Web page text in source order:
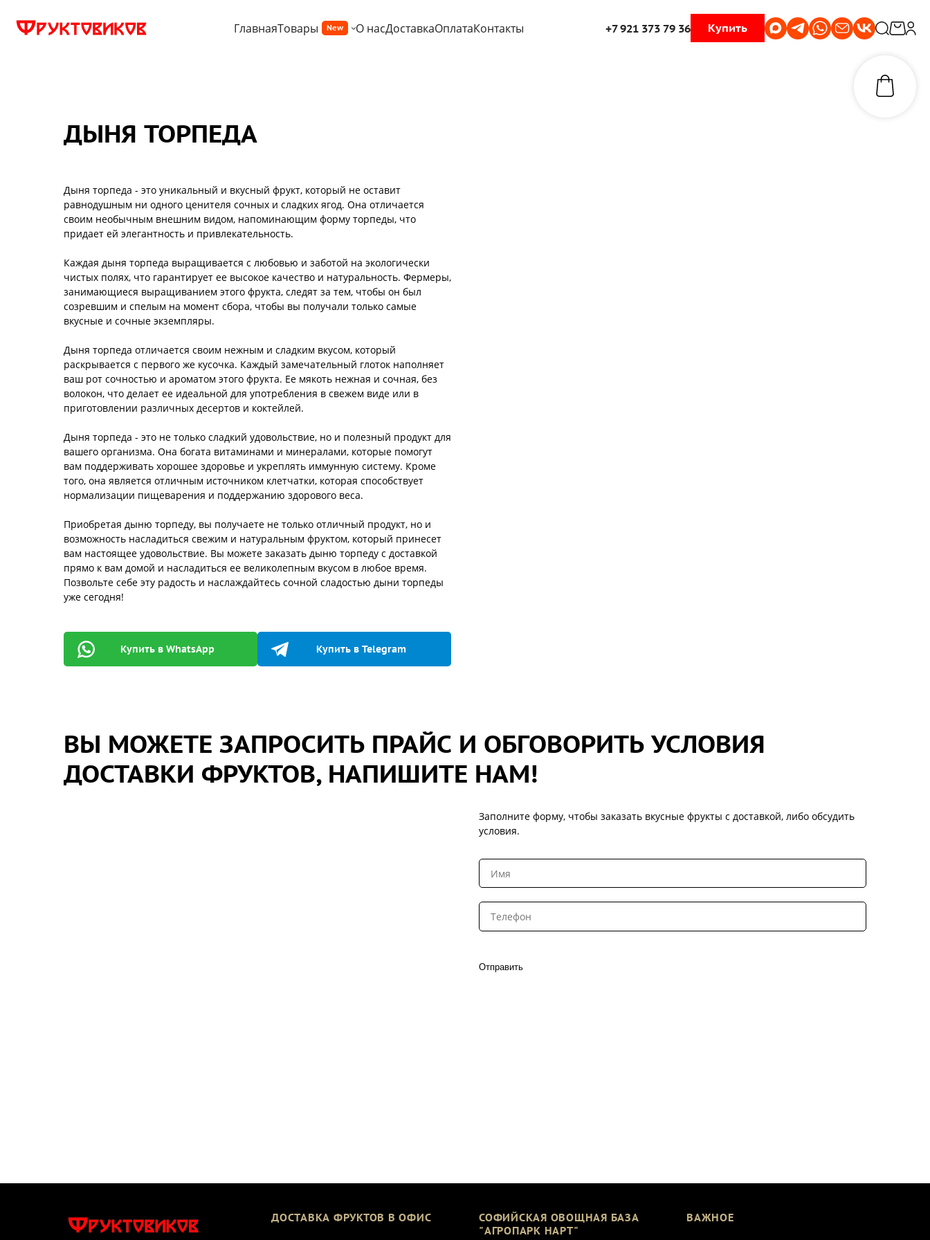
ГлавнаяТовары New О насДоставкаОплатаКонтакты +7 921 373 79 36 Купить
ДЫНЯ ТОРПЕДА
Дыня торпеда - это уникальный и вкусный фрукт, который не оставит
равнодушным ни одного ценителя сочных и сладких ягод. Она отличается
своим необычным внешним видом, напоминающим форму торпеды, что
придает ей элегантность и привлекательность.
Каждая дыня торпеда выращивается с любовью и заботой на экологически
чистых полях, что гарантирует ее высокое качество и натуральность. Фермеры,
занимающиеся выращиванием этого фрукта, следят за тем, чтобы он был
созревшим и спелым на момент сбора, чтобы вы получали только самые
вкусные и сочные экземпляры.
Дыня торпеда отличается своим нежным и сладким вкусом, который
раскрывается с первого же кусочка. Каждый замечательный глоток наполняет
ваш рот сочностью и ароматом этого фрукта. Ее мякоть нежная и сочная, без
волокон, что делает ее идеальной для употребления в свежем виде или в
приготовлении различных десертов и коктейлей.
Дыня торпеда - это не только сладкий удовольствие, но и полезный продукт для
вашего организма. Она богата витаминами и минералами, которые помогут
вам поддерживать хорошее здоровье и укреплять иммунную систему. Кроме
того, она является отличным источником клетчатки, которая способствует
нормализации пищеварения и поддержанию здорового веса.
Приобретая дыню торпеду, вы получаете не только отличный продукт, но и
возможность насладиться свежим и натуральным фруктом, который принесет
вам настоящее удовольствие. Вы можете заказать дыню торпеду с доставкой
прямо к вам домой и насладиться ее великолепным вкусом в любое время.
Позвольте себе эту радость и наслаждайтесь сочной сладостью дыни торпеды
уже сегодня!
Купить в WhatsApp Купить в Telegram
ВЫ МОЖЕТЕ ЗАПРОСИТЬ ПРАЙС И ОБГОВОРИТЬ УСЛОВИЯ
ДОСТАВКИ ФРУКТОВ, НАПИШИТЕ НАМ!
Заполните форму, чтобы заказать вкусные фрукты с доставкой, либо обсудить
условия.
Отправить
ДОСТАВКА ФРУКТОВ В ОФИС
СОФИЙСКАЯ ОВОЩНАЯ БАЗА
"АГРОПАРК НАРТ"
ВАЖНОЕ